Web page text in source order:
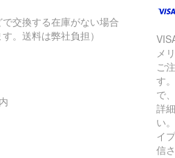
で交換する在庫がない場合
。送料は弊社負担）
メ
ご
す
で
詳
い。
イ
信